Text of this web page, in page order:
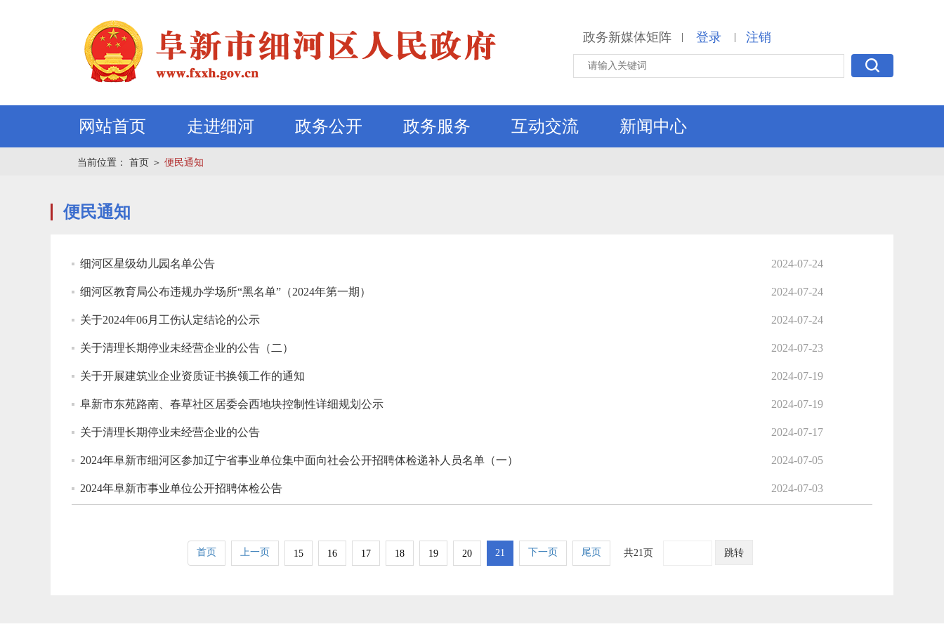
政务新媒体矩阵 | 登录 | 注销
网站首页 走进细河 政务公开 政务服务 互动交流 新闻中心
当前位置： 首页 ＞ 便民通知
便民通知
细河区星级幼儿园名单公告 2024-07-24
细河区教育局公布违规办学场所“黑名单”（2024年第一期） 2024-07-24
关于2024年06月工伤认定结论的公示 2024-07-24
关于清理长期停业未经营企业的公告（二） 2024-07-23
关于开展建筑业企业资质证书换领工作的通知 2024-07-19
阜新市东苑路南、春草社区居委会西地块控制性详细规划公示 2024-07-19
关于清理长期停业未经营企业的公告 2024-07-17
2024年阜新市细河区参加辽宁省事业单位集中面向社会公开招聘体检递补人员名单（一） 2024-07-05
2024年阜新市事业单位公开招聘体检公告 2024-07-03
首页 上一页 15 16 17 18 19 20 21 下一页 尾页 共21页 跳转